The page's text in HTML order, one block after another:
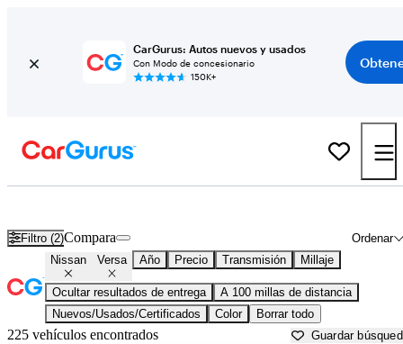
CarGurus: Autos nuevos y usados
Con Modo de concesionario
150K+
Filtro (2) Ordenar
Compara
Nissan Versa Año Precio Transmisión Millaje
Ocultar resultados de entrega
A 100 millas de distancia
Nuevos/Usados/Certificados
Color Borrar todo
225 vehículos encontrados Guardar